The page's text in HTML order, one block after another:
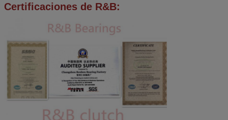
Certificaciones de R&B: